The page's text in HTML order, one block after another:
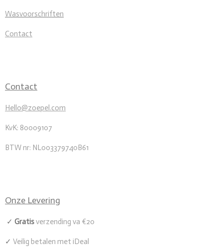
Wasvoorschriften
Contact
Contact
Hello@zoepel.com
KvK: 80009107
BTW nr: NL003379740B61
Onze Levering
✓ Gratisverzending va €20
✓ Veilig betalen met iDeal